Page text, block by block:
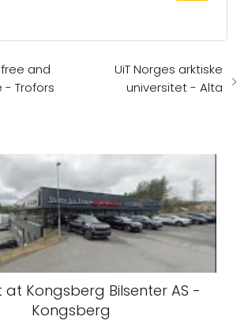
and
- Trofors
UiT Norges arktiske
universitet - Alta
at Kongsberg Bilsenter AS -
Kongsberg